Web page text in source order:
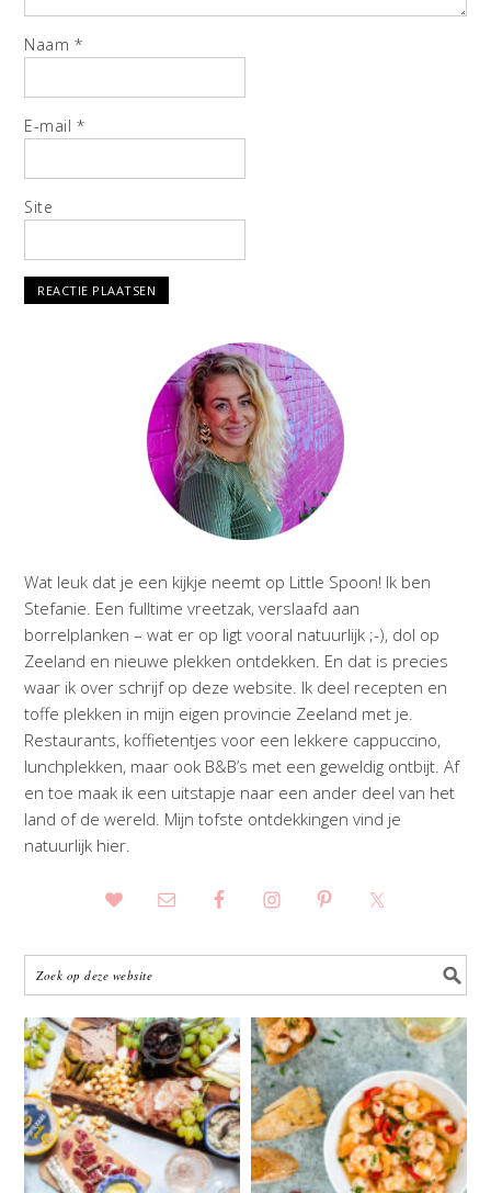
Naam *
E-mail *
Site
Wat leuk dat je een kijkje neemt op Little Spoon! Ik ben
Stefanie. Een fulltime vreetzak, verslaafd aan
borrelplanken – wat er op ligt vooral natuurlijk ;-), dol op
Zeeland en nieuwe plekken ontdekken. En dat is precies
waar ik over schrijf op deze website. Ik deel recepten en
toffe plekken in mijn eigen provincie Zeeland met je.
Restaurants, koffietentjes voor een lekkere cappuccino,
lunchplekken, maar ook B&B’s met een geweldig ontbijt. Af
en toe maak ik een uitstapje naar een ander deel van het
land of de wereld. Mijn tofste ontdekkingen vind je
natuurlijk hier.